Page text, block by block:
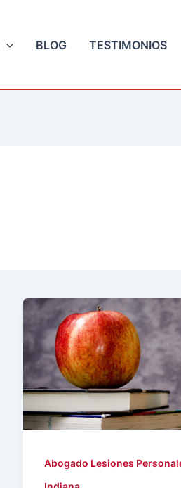
BLOG TESTIMONIOS
Abogado Lesiones